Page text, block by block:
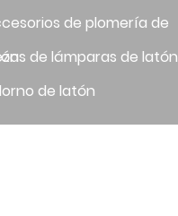
de plomería de
de lámparas de latón
de latón